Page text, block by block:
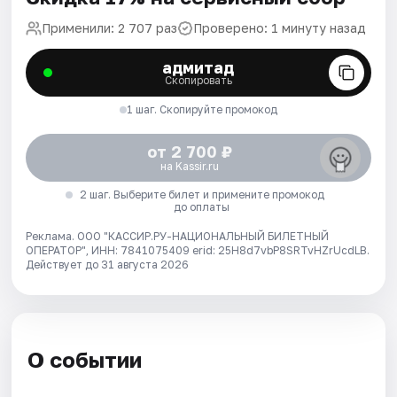
Применили: 2 707 раз Проверено: 1 минуту назад
адмитад
Скопировать
1 шаг. Скопируйте промокод
от 2 700 ₽
на Kassir.ru
2 шаг. Выберите билет и примените промокод
до оплаты
Реклама. ООО "КАССИР.РУ-НАЦИОНАЛЬНЫЙ БИЛЕТНЫЙ
ОПЕРАТОР", ИНН: 7841075409 erid: 25H8d7vbP8SRTvHZrUcdLB.
Действует до 31 августа 2026
О событии